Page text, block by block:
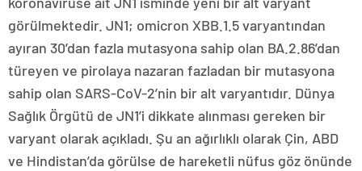
görülmektedir. JN1; omicron XBB.1.5 varyantından
ayıran 30’dan fazla mutasyona sahip olan BA.2.86’dan
türeyen ve pirolaya nazaran fazladan bir mutasyona
sahip olan SARS-CoV-2’nin bir alt varyantıdır. Dünya
Sağlık Örgütü de JN1’i dikkate alınması gereken bir
varyant olarak açıkladı. Şu an ağırlıklı olarak Çin, ABD
ve Hindistan’da görülse de hareketli nüfus göz önünde